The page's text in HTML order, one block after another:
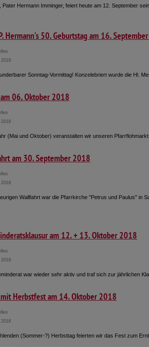
Pater Hermann Imminger, feiert heute am 12. September
Hermann's 50. Geburtstag am 16.
Sonntag-Vormittag! Konzelebriert wurde die Hl.
06. Oktober 2018
(Mai und Oktober) veranstalten wir unseren
am 30. September 2018
Wallfahrt war die Pfarrkirche "Petrus und Paulus" in
am 12. + 13. Oktober 2018
war wieder sehr aktiv und traf sich zur jährlichen
Herbstfest am 14. Oktober 2018
(Sommer-?) Herbsttag feierten wir das Fest zum